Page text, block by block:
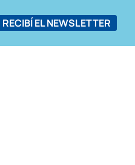
RECIBÍ EL NEWSLETTER